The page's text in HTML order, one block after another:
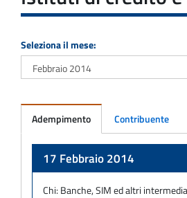
Seleziona il mese:
Adempimento Contribuente
17 Febbraio 2014
Chi: Banche, SIM ed altri